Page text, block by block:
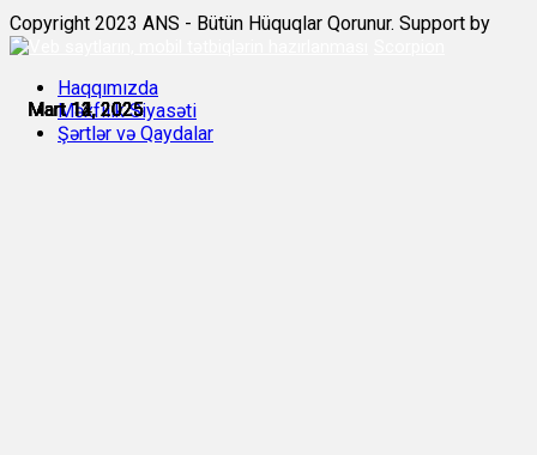
Mart 11, 2025
Mart 12, 2025
Mart 12, 2025
Mart 13, 2025
Mart 13, 2025
Mart 14, 2025
Copyright 2023 ANS - Bütün Hüquqlar Qorunur. Support by
Haqqımızda
Məxfilik Siyasəti
Şərtlər və Qaydalar